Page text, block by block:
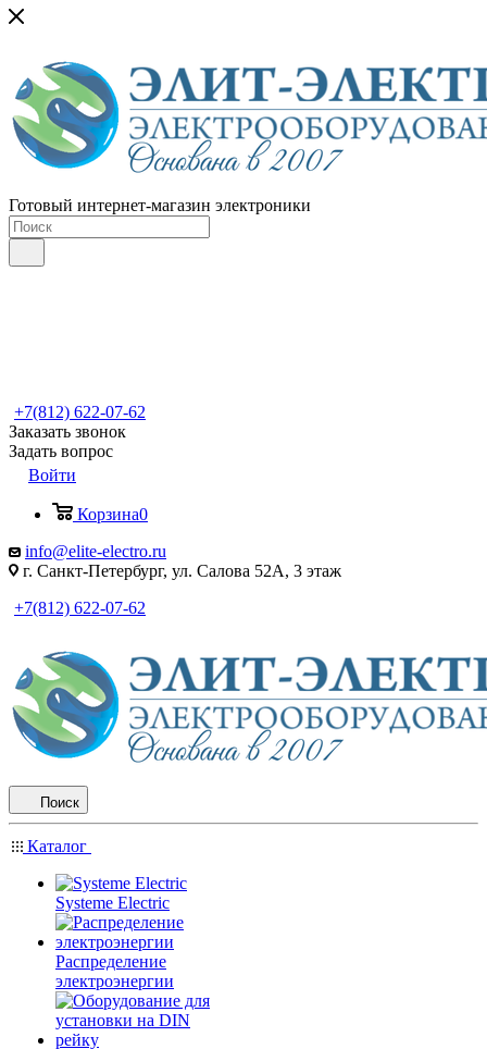
Готовый интернет-магазин электроники
+7(812) 622-07-62
Заказать звонок
Задать вопрос
Войти
Корзина0
info@elite-electro.ru
г. Санкт-Петербург, ул. Салова 52А, 3 этаж
+7(812) 622-07-62
Поиск
Каталог
Systeme Electric
Распределение
электроэнергии